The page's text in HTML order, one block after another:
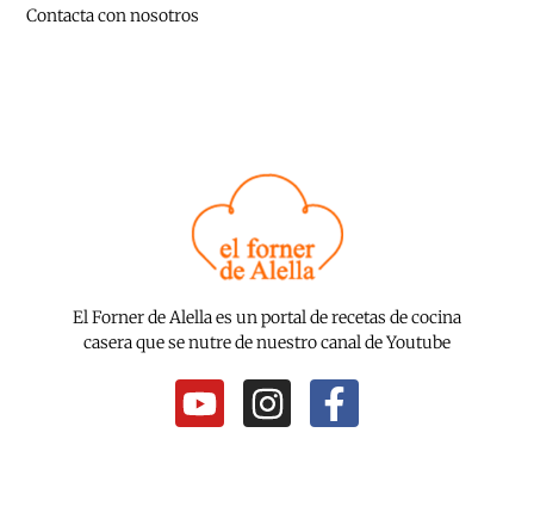
El Forner de Alella es un portal de recetas de cocina
casera que se nutre de nuestro canal de Youtube
Y
o
I
n
F
a
Contacta con nosotros